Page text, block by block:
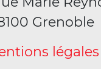
Grenoble
légales